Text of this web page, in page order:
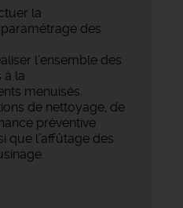
la
des
l’ensemble des
à la
menuisés.
de nettoyage, de
préventive
que l’affûtage des